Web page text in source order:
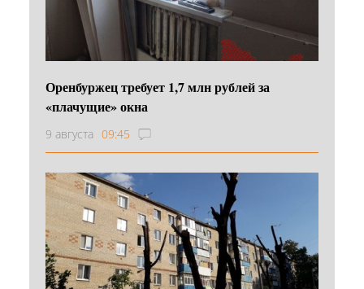
Оренбуржец требует 1,7 млн рублей за
«плачущие» окна
9 августа 09:45